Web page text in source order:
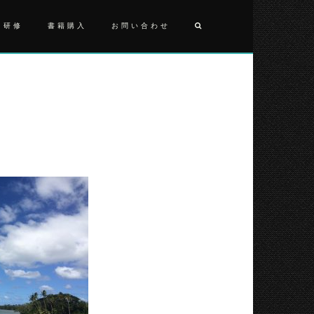
修 書籍購入 お問い合わせ
投
稿
ナ
ビ
ゲ
ー
シ
ョ
ン
IMG_0351